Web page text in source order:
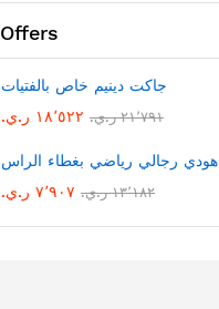
جاكت دينيم خاص بالفتيات
١٨٬٥٢٢ ر.ي.‏
٢١٬٧٩١ ر.ي.‏
هودي رجالي رياضي بغطاء الراس
٧٬٩٠٧ ر.ي.‏
١٣٬١٨٢ ر.ي.‏